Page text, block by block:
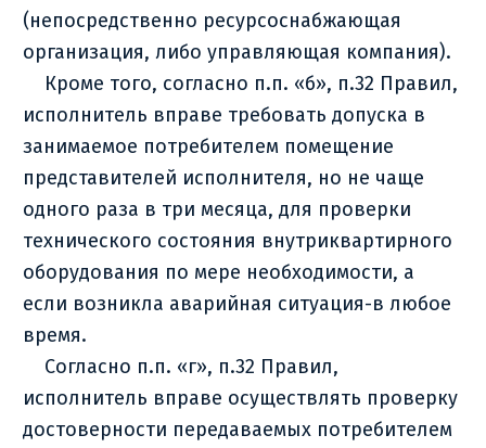
(непосредственно ресурсоснабжающая
организация, либо управляющая компания).
Кроме того, согласно п.п. «б», п.32 Правил,
исполнитель вправе требовать допуска в
занимаемое потребителем помещение
представителей исполнителя, но не чаще
одного раза в три месяца, для проверки
технического состояния внутриквартирного
оборудования по мере необходимости, а
если возникла аварийная ситуация-в любое
время.
Согласно п.п. «г», п.32 Правил,
исполнитель вправе осуществлять проверку
достоверности передаваемых потребителем